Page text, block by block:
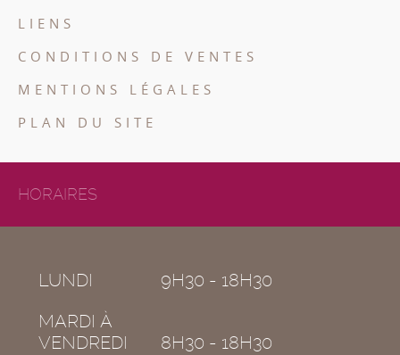
LIENS
CONDITIONS DE VENTES
MENTIONS LÉGALES
PLAN DU SITE
HORAIRES
LUNDI
9H30 - 18H30
MARDI À
VENDREDI
8H30 - 18H30